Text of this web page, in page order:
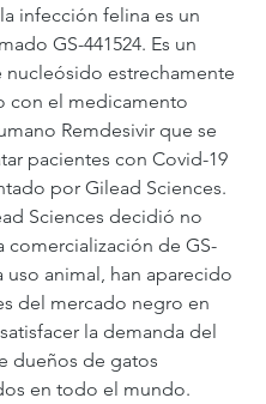
infección felina es un
GS-441524. Es un
nucleósido estrechamente
con el medicamento
Remdesivir que se
pacientes con Covid-19
por Gilead Sciences.
Sciences decidió no
comercialización de GS-
uso animal, han aparecido
del mercado negro en
la demanda del
dueños de gatos
en todo el mundo.